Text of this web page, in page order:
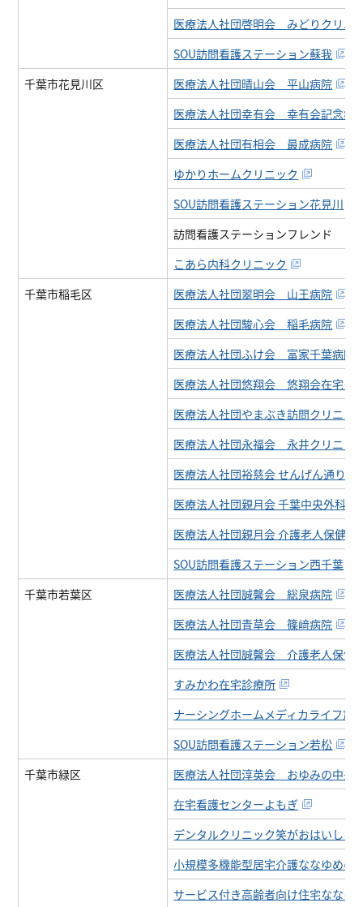
医療法人社団啓明会 みどりクリニ
SOU訪問看護ステーション蘇我
千葉市花見川区
医療法人社団晴山会 平山病院
医療法人社団幸有会 幸有会記念病
医療法人社団有相会 最成病院
ゆかりホームクリニック
SOU訪問看護ステーション花見川
訪問看護ステーションフレンド
こあら内科クリニック
千葉市稲毛区
医療法人社団翠明会 山王病院
医療法人社団駿心会 稲毛病院
医療法人社団ふけ会 富家千葉病院
医療法人社団悠翔会 悠翔会在宅ク
医療法人社団やまぶき訪問クリニッ
医療法人社団永福会 永井クリニッ
医療法人社団裕慈会 せんげん通り歯
医療法人社団親月会 千葉中央外科内
医療法人社団親月会 介護老人保健施
SOU訪問看護ステーション西千葉
千葉市若葉区
医療法人社団誠馨会 総泉病院
医療法人社団青草会 篠﨑病院
医療法人社団誠馨会 介護老人保
すみかわ在宅診療所
ナーシングホームメディカライフ加
SOU訪問看護ステーション若松
千葉市緑区
医療法人社団淳英会 おゆみの中央
在宅看護センターよもぎ
デンタルクリニック笑がおはいしゃ
小規模多機能型居宅介護ななゆめの
サービス付き高齢者向け住宅ななゆ